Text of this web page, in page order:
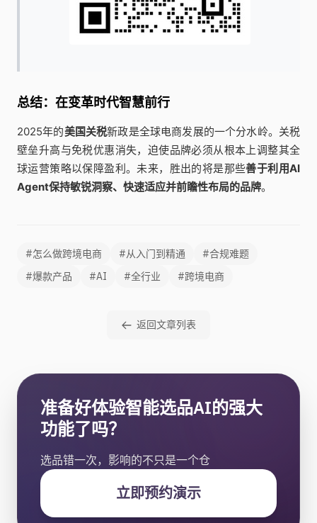
总结：在变革时代智慧前行
2025年的美国关税新政是全球电商发展的一个分水岭。关税
壁垒升高与免税优惠消失，迫使品牌必须从根本上调整其全
球运营策略以保障盈利。未来，胜出的将是那些善于利用AI
Agent保持敏锐洞察、快速适应并前瞻性布局的品牌。
#怎么做跨境电商 #从入门到精通
#合规难题
#爆款产品
#AI #全行业 #跨境电商
返回文章列表
准备好体验智能选品AI的强大
功能了吗？
选品错一次，影响的不只是一个仓
立即预约演示